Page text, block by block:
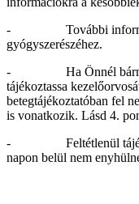
- További
gyógyszerészéhez.
- Ha Önnél
tájékoztassa
betegtájékoztatóban fel
is vonatkozik. Lásd 4.
- Feltétlenül
napon belül nem